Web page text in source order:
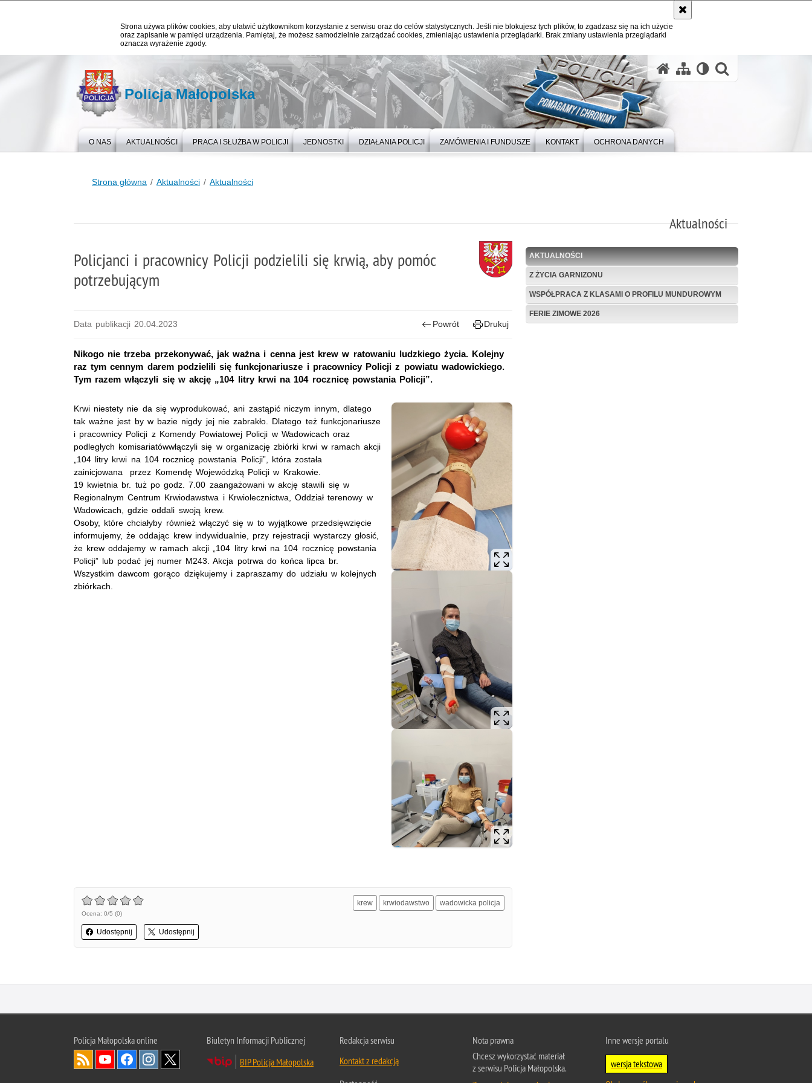
Strona używa plików cookies, aby ułatwić użytkownikom korzystanie z serwisu oraz do celów statystycznych. Jeśli nie blokujesz tych plików, to zgadzasz się na ich użycie
oraz zapisanie w pamięci urządzenia. Pamiętaj, że możesz samodzielnie zarządzać cookies, zmieniając ustawienia przeglądarki. Brak zmiany ustawienia przeglądarki
oznacza wyrażenie zgody.
Policja Małopolska
O NAS AKTUALNOŚCI PRACA I SŁUŻBA W POLICJI JEDNOSTKI DZIAŁANIA POLICJI ZAMÓWIENIA I FUNDUSZE KONTAKT OCHRONA DANYCH
Strona główna Aktualności Aktualności
Aktualności
Policjanci i pracownicy Policji podzielili się krwią, aby pomóc
potrzebującym
Data publikacji 20.04.2023 Powrót Drukuj
Nikogo nie trzeba przekonywać, jak ważna i cenna jest krew w ratowaniu ludzkiego życia. Kolejny
raz tym cennym darem podzielili się funkcjonariusze i pracownicy Policji z powiatu wadowickiego.
Tym razem włączyli się w akcję „104 litry krwi na 104 rocznicę powstania Policji”.
Krwi niestety nie da się wyprodukować, ani zastąpić niczym innym, dlatego
tak ważne jest by w bazie nigdy jej nie zabrakło. Dlatego też funkcjonariusze
i pracownicy Policji z Komendy Powiatowej Policji w Wadowicach oraz
podległych komisariatówwłączyli się w organizację zbiórki krwi w ramach akcji
„104 litry krwi na 104 rocznicę powstania Policji”, która została
zainicjowana przez Komendę Wojewódzką Policji w Krakowie.
19 kwietnia br. tuż po godz. 7.00 zaangażowani w akcję stawili się w
Regionalnym Centrum Krwiodawstwa i Krwiolecznictwa, Oddział terenowy w
Wadowicach, gdzie oddali swoją krew.
Osoby, które chciałyby również włączyć się w to wyjątkowe przedsięwzięcie
informujemy, że oddając krew indywidualnie, przy rejestracji wystarczy głosić,
że krew oddajemy w ramach akcji „104 litry krwi na 104 rocznicę powstania
Policji” lub podać jej numer M243. Akcja potrwa do końca lipca br.
Wszystkim dawcom gorąco dziękujemy i zapraszamy do udziału w kolejnych
zbiórkach.
Ocena: 0/5 (0)
Udostępnij Udostępnij
krew krwiodawstwo wadowicka policja
AKTUALNOŚCI
Z ŻYCIA GARNIZONU
WSPÓŁPRACA Z KLASAMI O PROFILU MUNDUROWYM
FERIE ZIMOWE 2026
Policja Małopolska online
Biuletyn Informacji Publicznej
BIP Policja Małopolska
Redakcja serwisu
Kontakt z redakcją
Nota prawna
Chcesz wykorzystać materiał
z serwisu Policja Małopolska.
Inne wersje portalu
wersja tekstowa